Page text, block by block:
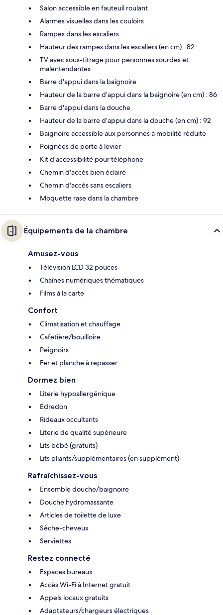
Salon accessible en fauteuil roulant
Alarmes visuelles dans les couloirs
Rampes dans les escaliers
Hauteur des rampes dans les escaliers (en cm) : 82
TV avec sous-titrage pour personnes sourdes et
malentendantes
Barre d'appui dans la baignoire
Hauteur de la barre d’appui dans la baignoire (en cm) : 86
Barre d'appui dans la douche
Hauteur de la barre d’appui dans la douche (en cm) : 92
Baignoire accessible aux personnes à mobilité réduite
Poignées de porte à levier
Kit d'accessibilité pour téléphone
Chemin d'accès bien éclairé
Chemin d'accès sans escaliers
Moquette rase dans la chambre
Équipements de la chambre
Amusez-vous
Télévision LCD 32 pouces
Chaînes numériques thématiques
Films à la carte
Confort
Climatisation et chauffage
Cafetière/bouilloire
Peignoirs
Fer et planche à repasser
Dormez bien
Literie hypoallergénique
Édredon
Rideaux occultants
Literie de qualité supérieure
Lits bébé (gratuits)
Lits pliants/supplémentaires (en supplément)
Rafraîchissez-vous
Ensemble douche/baignoire
Douche hydromassante
Articles de toilette de luxe
Sèche-cheveux
Serviettes
Restez connecté
Espaces bureaux
Accès Wi-Fi à Internet gratuit
Appels locaux gratuits
Adaptateurs/chargeurs électriques